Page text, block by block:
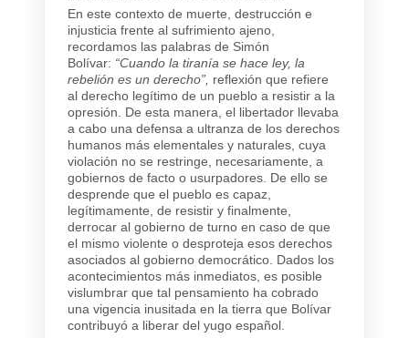
En este contexto de muerte, destrucción e
injusticia frente al sufrimiento ajeno,
recordamos las palabras de Simón
Bolívar: “Cuando la tiranía se hace ley, la
rebelión es un derecho”, reflexión que refiere
al derecho legítimo de un pueblo a resistir a la
opresión. De esta manera, el libertador llevaba
a cabo una defensa a ultranza de los derechos
humanos más elementales y naturales, cuya
violación no se restringe, necesariamente, a
gobiernos de facto o usurpadores. De ello se
desprende que el pueblo es capaz,
legítimamente, de resistir y finalmente,
derrocar al gobierno de turno en caso de que
el mismo violente o desproteja esos derechos
asociados al gobierno democrático. Dados los
acontecimientos más inmediatos, es posible
vislumbrar que tal pensamiento ha cobrado
una vigencia inusitada en la tierra que Bolívar
contribuyó a liberar del yugo español.